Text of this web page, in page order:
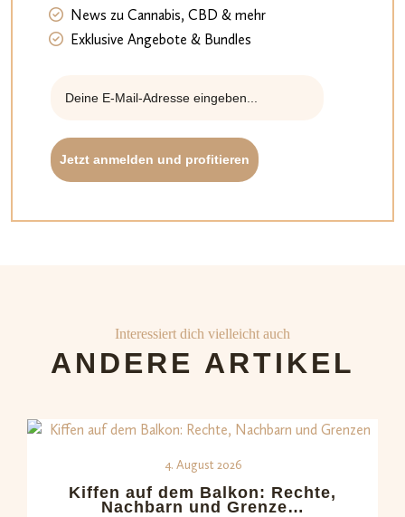
News zu Cannabis, CBD & mehr
Exklusive Angebote & Bundles
Jetzt anmelden und profitieren
Interessiert dich vielleicht auch
ANDERE ARTIKEL
4. August 2026
Kiffen auf dem Balkon: Rechte,
Nachbarn und Grenze…